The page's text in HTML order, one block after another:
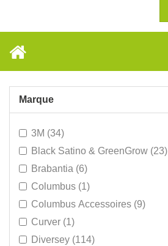
Marque
3M (34)
Black Satino & GreenGrow (23)
Brabantia (6)
Columbus (1)
Columbus Accessoires (9)
Curver (1)
Diversey (114)